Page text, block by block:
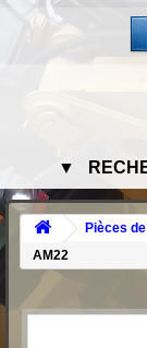
▼
Pièces
AM22